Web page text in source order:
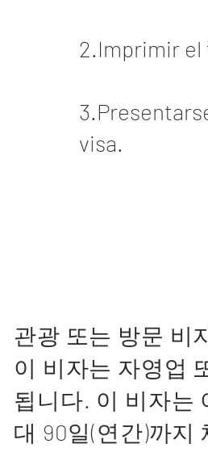
2.Imprimir el
visa.
관광 또는 방문 비
이 비자는 자영업
됩니다. 이 비자는
대 90일(연간)까지